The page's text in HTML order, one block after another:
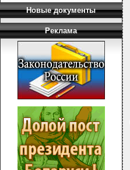
Новые документы
Реклама